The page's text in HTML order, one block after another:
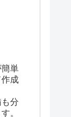
単
成
分
。